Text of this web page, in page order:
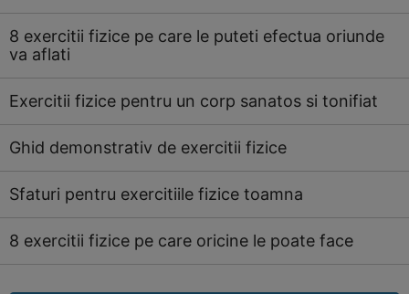
8 exercitii fizice pe care le puteti efectua oriunde
va aflati
Exercitii fizice pentru un corp sanatos si tonifiat
Ghid demonstrativ de exercitii fizice
Sfaturi pentru exercitiile fizice toamna
8 exercitii fizice pe care oricine le poate face